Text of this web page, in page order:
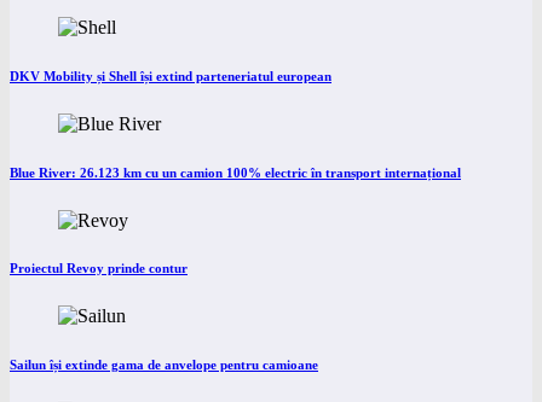
DKV Mobility și Shell își extind parteneriatul european
Blue River: 26.123 km cu un camion 100% electric în transport internațional
Proiectul Revoy prinde contur
Sailun își extinde gama de anvelope pentru camioane